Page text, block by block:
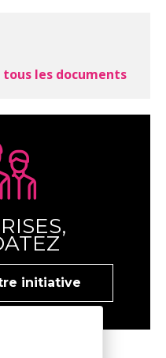
tous les documents
initiative